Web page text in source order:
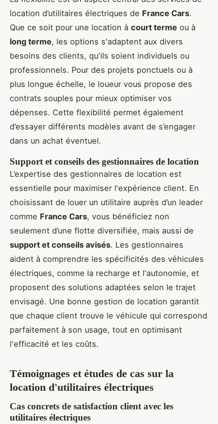
location d’utilitaires électriques de France Cars.
Que ce soit pour une location à court terme ou à
long terme, les options s'adaptent aux divers
besoins des clients, qu'ils soient individuels ou
professionnels. Pour des projets ponctuels ou à
plus longue échelle, le loueur vous propose des
contrats souples pour mieux optimiser vos
dépenses. Cette flexibilité permet également
d’essayer différents modèles avant de s’engager
dans un achat éventuel.
Support et conseils des gestionnaires de location
L’expertise des gestionnaires de location est
essentielle pour maximiser l'expérience client. En
choisissant de louer un utilitaire auprès d’un leader
comme France Cars, vous bénéficiez non
seulement d’une flotte diversifiée, mais aussi de
support et conseils avisés. Les gestionnaires
aident à comprendre les spécificités des véhicules
électriques, comme la recharge et l'autonomie, et
proposent des solutions adaptées selon le trajet
envisagé. Une bonne gestion de location garantit
que chaque client trouve le véhicule qui correspond
parfaitement à son usage, tout en optimisant
l'efficacité et les coûts.
Témoignages et études de cas sur la
location d'utilitaires électriques
Cas concrets de satisfaction client avec les
utilitaires électriques